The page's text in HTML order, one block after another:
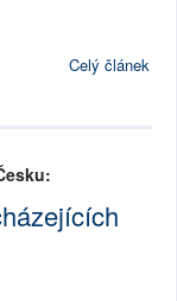
Celý článek